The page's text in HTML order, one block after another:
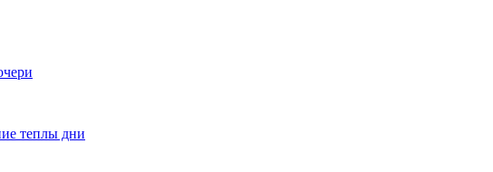
теплы дни